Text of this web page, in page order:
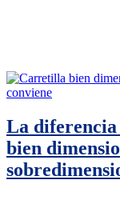
La
bien